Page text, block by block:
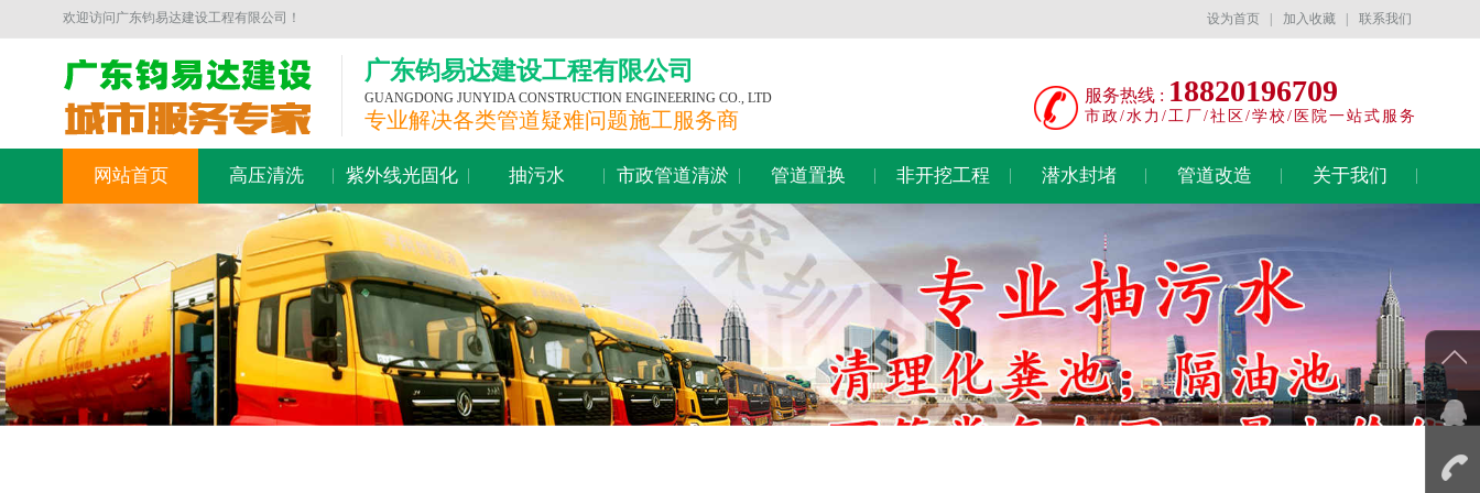
欢迎访问广东钧易达建设工程有限公司！ 设为首页 加入收藏 联系我们
广东钧易达建设工程有限公司
GUANGDONG JUNYIDA CONSTRUCTION ENGINEERING CO., LTD
专业解决各类管道疑难问题施工服务商
服务热线 : 18820196709
市政/水力/工厂/社区/学校/医院一站式服务
网站首页 高压清洗 紫外线光固化 抽污水 市政管道清淤 管道置换 非开挖工程 潜水封堵 管道改造 关于我们